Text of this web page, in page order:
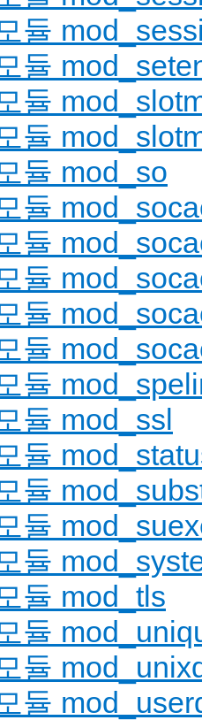
듈
듈
듈
듈
듈 mod_so
듈
듈
듈
듈
듈
듈
듈 mod_ssl
듈
듈
듈
듈
듈 mod_tls
듈
듈
듈